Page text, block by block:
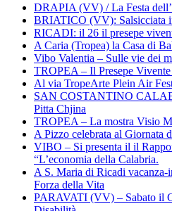
DRAPIA (VV) / La Festa
BRIATICO (VV): Salsicciata
RICADI: il 26 il presepe
A Caria (Tropea) la Casa di
Vibo Valentia – Sulle vie dei
TROPEA – Il Presepe
Al via TropeArte Plein Air
SAN COSTANTINO
Pitta Chjina
TROPEA – La mostra Visio
A Pizzo celebrata al Giornata
VIBO – Si presenta il il
“L’economia della Calabria.
A S. Maria di Ricadi vacanza-
Forza della Vita
PARAVATI (VV) – Sabato il